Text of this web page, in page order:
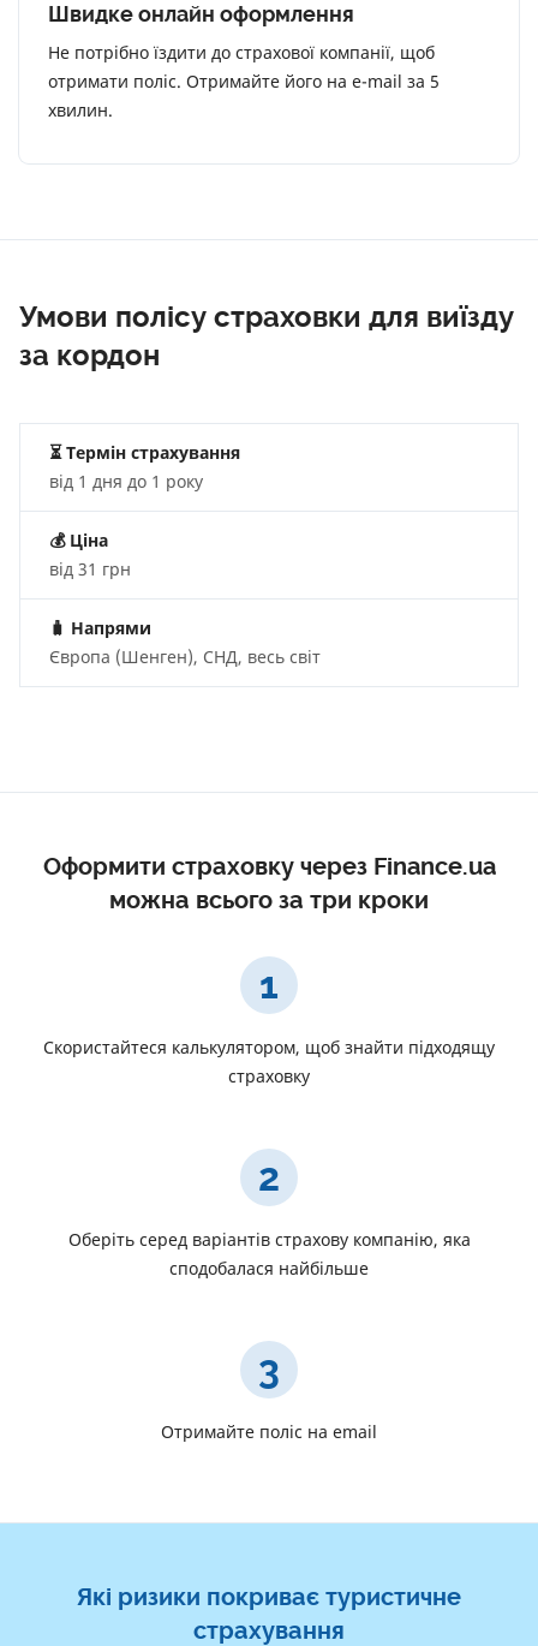
Швидке онлайн оформлення
Не потрібно їздити до страхової компанії, щоб
отримати поліс. Отримайте його на e-mail за 5
хвилин.
Умови полісу страховки для виїзду
за кордон
⏳ Термін страхування
від 1 дня до 1 року
💰 Ціна
від 31 грн
🧳 Напрями
Європа (Шенген), СНД, весь світ
Оформити страховку через Finance.ua
можна всього за три кроки
1
Скористайтеся калькулятором, щоб знайти підходящу
страховку
2
Оберіть серед варіантів страхову компанію, яка
сподобалася найбільше
3
Отримайте поліс на email
Які ризики покриває туристичне
страхування